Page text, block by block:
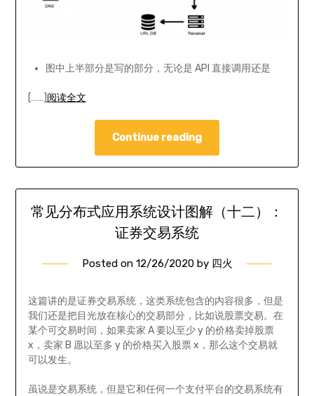
图中上半部分是写的部分，无论是 API 直接调用还是
[……] 阅读全文
Continue reading
常见分布式应用系统设计图解（十二）：
证券交易系统
Posted on 12/26/2020by 四火
这篇讲的是证券交易系统，这类系统包含的内容很多，但是
我们还是把目光放在核心的交易部分，比如说股票交易。在
某个可交易时间，如果卖家 A 要以至少 y 的价格卖掉股票
x，卖家 B 愿以至多 y 的价格买入股票 x，那么这个交易就
可以发生。
虽说是交易系统，但是它和任何一个支付平台的交易系统有